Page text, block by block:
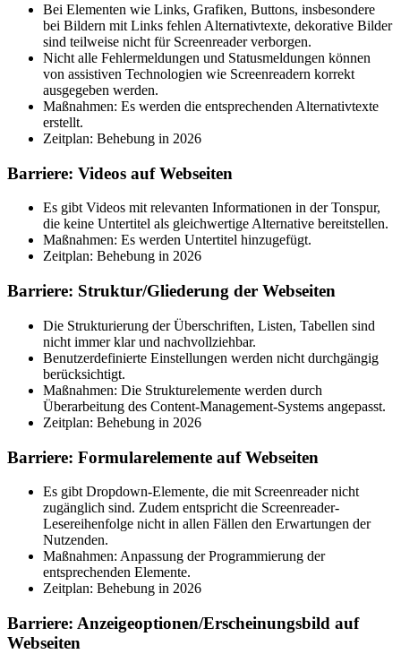
Bei Elementen wie Links, Grafiken, Buttons, insbesondere
bei Bildern mit Links fehlen Alternativtexte, dekorative Bilder
sind teilweise nicht für Screenreader verborgen.
Nicht alle Fehlermeldungen und Statusmeldungen können
von assistiven Technologien wie Screenreadern korrekt
ausgegeben werden.
Maßnahmen: Es werden die entsprechenden Alternativtexte
erstellt.
Zeitplan: Behebung in 2026
Barriere: Videos auf Webseiten
Es gibt Videos mit relevanten Informationen in der Tonspur,
die keine Untertitel als gleichwertige Alternative bereitstellen.
Maßnahmen: Es werden Untertitel hinzugefügt.
Zeitplan: Behebung in 2026
Barriere: Struktur/Gliederung der Webseiten
Die Strukturierung der Überschriften, Listen, Tabellen sind
nicht immer klar und nachvollziehbar.
Benutzerdefinierte Einstellungen werden nicht durchgängig
berücksichtigt.
Maßnahmen: Die Strukturelemente werden durch
Überarbeitung des Content-Management-Systems angepasst.
Zeitplan: Behebung in 2026
Barriere: Formularelemente auf Webseiten
Es gibt Dropdown-Elemente, die mit Screenreader nicht
zugänglich sind. Zudem entspricht die Screenreader-
Lesereihenfolge nicht in allen Fällen den Erwartungen der
Nutzenden.
Maßnahmen: Anpassung der Programmierung der
entsprechenden Elemente.
Zeitplan: Behebung in 2026
Barriere: Anzeigeoptionen/Erscheinungsbild auf
Webseiten